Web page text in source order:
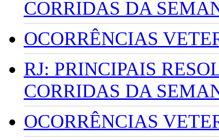
CORRIDAS DA
OCORRÊNCIAS
RJ: PRINCIPAIS
CORRIDAS DA
OCORRÊNCIAS